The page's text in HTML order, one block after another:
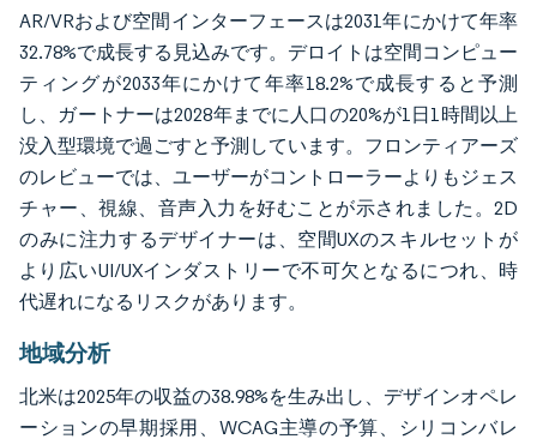
AR/VRおよび空間インターフェースは2031年にかけて年率
32.78%で成長する見込みです。デロイトは空間コンピュー
ティングが2033年にかけて年率18.2%で成長すると予測
し、ガートナーは2028年までに人口の20%が1日1時間以上
没入型環境で過ごすと予測しています。フロンティアーズ
のレビューでは、ユーザーがコントローラーよりもジェス
チャー、視線、音声入力を好むことが示されました。2D
のみに注力するデザイナーは、空間UXのスキルセットが
より広いUI/UXインダストリーで不可欠となるにつれ、時
代遅れになるリスクがあります。
地域分析
北米は2025年の収益の38.98%を生み出し、デザインオペレ
ーションの早期採用、WCAG主導の予算、シリコンバレ